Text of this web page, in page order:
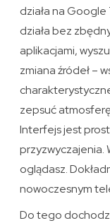
działa na Google
działa bez
aplikacjami,
zmiana źródeł –
zepsuć
Interfejs jest
przyzwyczajenia.
oglądasz.
nowoczesnym
Do tego